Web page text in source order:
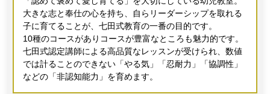
大きな志と奉仕の心を持ち、自らリーダーシップを取れる
子に育てることが、七田式教育の一番の目的です。
10種のコースがありコースが豊富なところも魅力的です。
七田式認定講師による高品質なレッスンが受けられ、数値
では計ることのできない「やる気」「忍耐力」「協調性」
などの「非認知能力」を育めます。